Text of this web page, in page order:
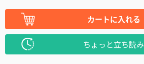
カートに入れる
ちょっと立ち読み